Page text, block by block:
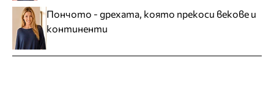
Пончото - дрехата, която прекоси векове и
континенти